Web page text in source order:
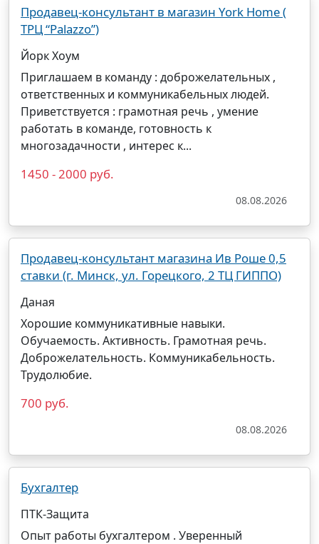
Продавец-консультант в магазин York Home (
ТРЦ “Palazzo”)
Йорк Хоум
Приглашаем в команду : доброжелательных ,
ответственных и коммуникабельных людей.
Приветствуется : грамотная речь , умение
работать в команде, готовность к
многозадачности , интерес к...
1450 - 2000 руб.
08.08.2026
Продавец-консультант магазина Ив Роше 0,5
ставки (г. Минск, ул. Горецкого, 2 ТЦ ГИППО)
Даная
Хорошие коммуникативные навыки.
Обучаемость. Активность. Грамотная речь.
Доброжелательность. Коммуникабельность.
Трудолюбие.
700 руб.
08.08.2026
Бухгалтер
ПТК-Защита
Опыт работы бухгалтером . Уверенный